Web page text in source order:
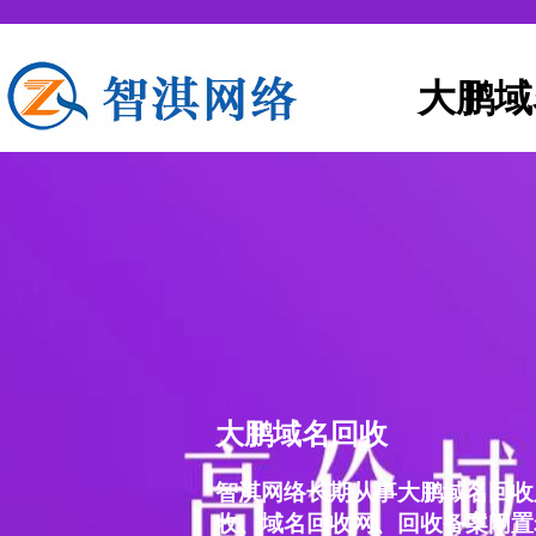
大鹏
大鹏域名回收
智淇网络长期从事大鹏域名回
收、域名回收网、回收备案闲